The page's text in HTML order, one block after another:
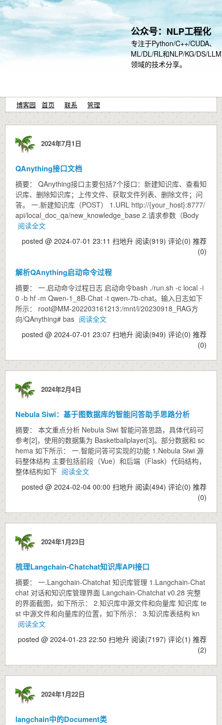
公众号：NLP工程化
专注于Python/C++/CUDA、
ML/DL/RL和NLP/KG/DS/LLM
领域的技术分享。
博客园 首页 联系 管理
2024年7月1日
QAnything接口文档
摘要： QAnything接口主要包括7个接口：新建知识库、查看知
识库、删除知识库；上传文件、获取文件列表、删除文件；问
答。 一.新建知识库（POST） 1.URL http://{your_host}:8777/
api/local_doc_qa/new_knowledge_base 2.请求参数（Body
阅读全文
posted @ 2024-07-01 23:11 扫地升 阅读(919) 评论(0) 推荐
(0)
解析QAnything启动命令过程
摘要： 一.启动命令过程日志 启动命令bash ./run.sh -c local -i
0 -b hf -m Qwen-1_8B-Chat -t qwen-7b-chat。输入日志如下
所示： root@MM-202203161213:/mnt/l/20230918_RAG方
向/QAnything# bas 阅读全文
posted @ 2024-07-01 23:07 扫地升 阅读(949) 评论(0) 推荐
(0)
2024年2月4日
Nebula Siwi：基于图数据库的智能问答助手思路分析
摘要： 本文重点分析 Nebula Siwi 智能问答思路，具体代码可
参考[2]，使用的数据集为 Basketballplayer[3]。部分数据和 sc
hema 如下所示： 一.智能问答可实现的功能 1.Nebula Siwi 源
码整体结构 主要包括前段（Vue）和后端（Flask）代码结构，
整体结构如下 阅读全文
posted @ 2024-02-04 00:00 扫地升 阅读(494) 评论(0) 推荐
(0)
2024年1月23日
梳理Langchain-Chatchat知识库API接口
摘要： 一.Langchain-Chatchat 知识库管理 1.Langchain-Chat
chat 对话和知识库管理界面 Langchain-Chatchat v0.28 完整
的界面截图，如下所示： 2.知识库中源文件和向量库 知识库 te
st 中源文件和向量库的位置，如下所示： 3.知识库表结构 kn
阅读全文
posted @ 2024-01-23 22:50 扫地升 阅读(7197) 评论(1) 推荐
(2)
2024年1月22日
langchain中的Document类